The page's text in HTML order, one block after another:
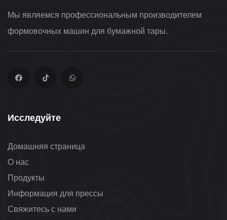
Мы являемся профессиональным производителем
формовочных машин для бумажной тары.
Исследуйте
Домашняя страница
О нас
Продукты
Информация для прессы
Свяжитесь с нами